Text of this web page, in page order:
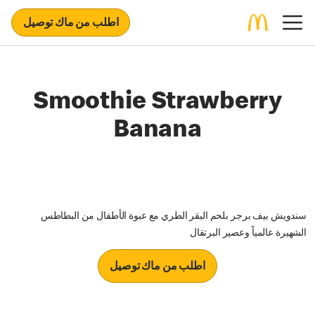
اطلب من ماك توصيل
Smoothie Strawberry
Banana
سندويش بيف برجر بلحم البقر الطري مع عبوة الأطفال من البطاطس
الشهيرة عالمياً وعصير البرتقال
اطلب من ماك توصيل